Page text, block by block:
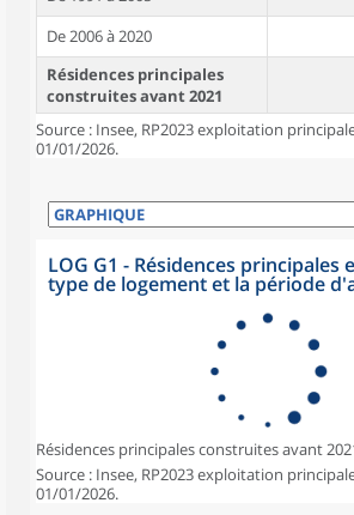
De 2006 à 2020
Résidences principales
construites avant 2021
Source : Insee, RP2023 exploitation
01/01/2026.
LOG G1 - Résidences principales
type de logement et la période
Résidences principales construites avant
Source : Insee, RP2023 exploitation
01/01/2026.